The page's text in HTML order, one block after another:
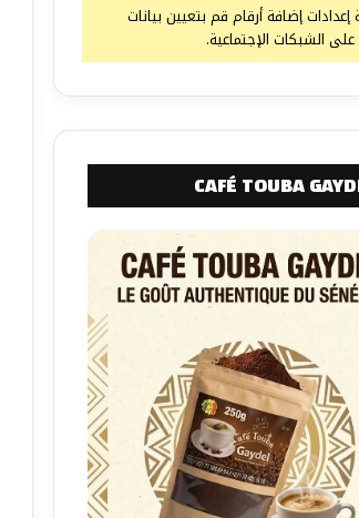
إضافة أرقام قم بتعيين بيانات
الشبكات الإجتماعية.
CAFÉ TOUBA